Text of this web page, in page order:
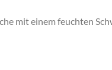
mit einem feuchten